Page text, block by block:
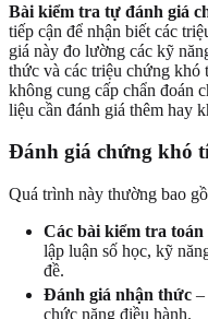
Bài kiểm tra tự đánh giá
tiếp cận để nhận biết các
giá này đo lường các kỹ
thức và các triệu chứng khó
không cung cấp chẩn đoán
liệu cần đánh giá thêm hay
Đánh giá chứng khó
Quá trình này thường bao
Các bài kiểm tra toán
lập luận số học, kỹ
đề.
Đánh giá nhận thức –
chức năng điều hành.